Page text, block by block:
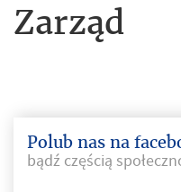
Zarząd
Polub nas na
bądź częścią